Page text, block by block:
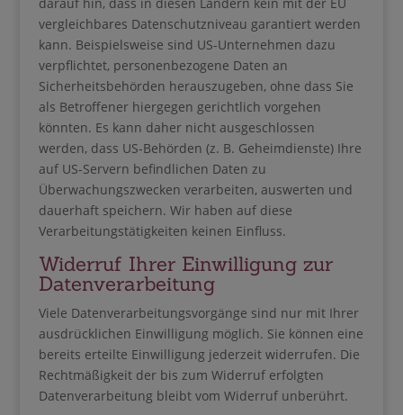
vergleichbares Datenschutzniveau garantiert werden
kann. Beispielsweise sind US-Unternehmen dazu
verpflichtet, personenbezogene Daten an
Sicherheitsbehörden herauszugeben, ohne dass Sie
als Betroffener hiergegen gerichtlich vorgehen
könnten. Es kann daher nicht ausgeschlossen
werden, dass US-Behörden (z. B. Geheimdienste) Ihre
auf US-Servern befindlichen Daten zu
Überwachungszwecken verarbeiten, auswerten und
dauerhaft speichern. Wir haben auf diese
Verarbeitungstätigkeiten keinen Einfluss.
Widerruf Ihrer Einwilligung zur
Datenverarbeitung
Viele Datenverarbeitungsvorgänge sind nur mit Ihrer
ausdrücklichen Einwilligung möglich. Sie können eine
bereits erteilte Einwilligung jederzeit widerrufen. Die
Rechtmäßigkeit der bis zum Widerruf erfolgten
Datenverarbeitung bleibt vom Widerruf unberührt.